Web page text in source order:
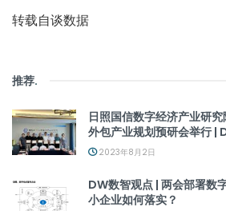
转载自谈数据
推荐.
日照国信数字经济产业研
外包产业规划预研会举行 |
2023年8月2日
DW数智观点 | 两会部署数
小企业如何落实？